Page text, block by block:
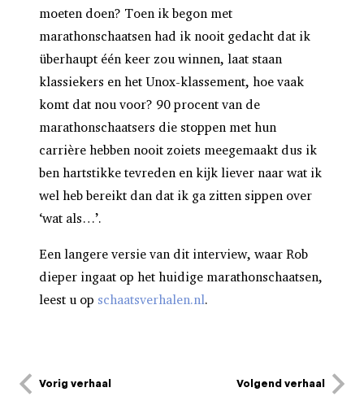
moeten doen? Toen ik begon met
marathonschaatsen had ik nooit gedacht dat ik
überhaupt één keer zou winnen, laat staan
klassiekers en het Unox-klassement, hoe vaak
komt dat nou voor? 90 procent van de
marathonschaatsers die stoppen met hun
carrière hebben nooit zoiets meegemaakt dus ik
ben hartstikke tevreden en kijk liever naar wat ik
wel heb bereikt dan dat ik ga zitten sippen over
‘wat als…’.
Een langere versie van dit interview, waar Rob
dieper ingaat op het huidige marathonschaatsen,
leest u op schaatsverhalen.nl.
Vorig verhaal Volgend verhaal